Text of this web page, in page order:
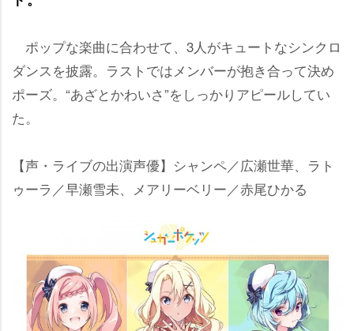
ポップな楽曲に合わせて、3人がキュートなシンクロ
ダンスを披露。ラストではメンバーが抱き合って決め
ポーズ。“あざとかわいさ”をしっかりアピールしてい
た。
【声・ライブの出演声優】シャンペ／広瀬世華、ラト
ゥーラ／早瀬雪未、メアリーベリー／赤尾ひかる